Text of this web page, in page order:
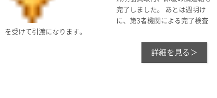
完了しました。 あとは週明け
に、第3者機関による完了検査
を受けて引渡になります。
詳細を見る＞